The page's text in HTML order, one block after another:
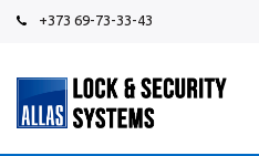
+373 69-73-33-43